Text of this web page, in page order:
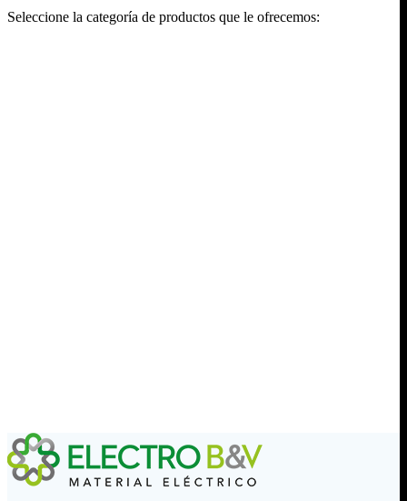
Seleccione la categoría de productos que le ofrecemos: